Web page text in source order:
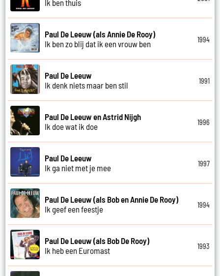
Ik ben thuis
Paul De Leeuw (als Annie De Rooy)
Ik ben zo blij dat ik een vrouw ben
1994
Paul De Leeuw
Ik denk niets maar ben stil
1991
Paul De Leeuw en Astrid Nijgh
Ik doe wat ik doe
1996
Paul De Leeuw
Ik ga niet met je mee
1997
Paul De Leeuw (als Bob en Annie De Rooy)
Ik geef een feestje
1994
Paul De Leeuw (als Bob De Rooy)
Ik heb een Euromast
1993